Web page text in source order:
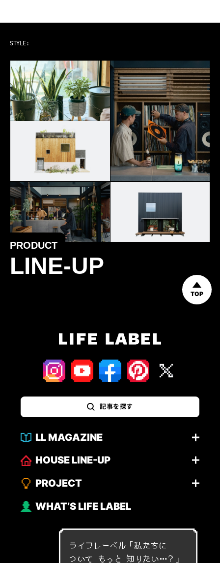
STYLE:
PRODUCT
LINE-UP
TOP
記事を探す
LL MAGAZINE
HOUSE LINE-UP
PROJECT
WHAT’S LIFE LABEL
ライフレーベル「私 たちに
つ いて も っ と 知 り た い…？ 」